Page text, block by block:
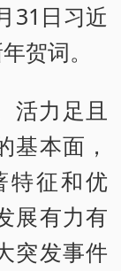
31日习近
贺词。
活力足且
基本面，
特征和优
展有力有
突发事件